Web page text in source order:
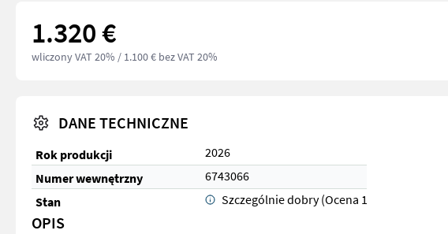
1.320 €
wliczony VAT 20% / 1.100 € bez VAT 20%
DANE TECHNICZNE
Rok produkcji
2026
Numer wewnętrzny
6743066
Stan
Szczególnie dobry (Ocena 1)
OPIS